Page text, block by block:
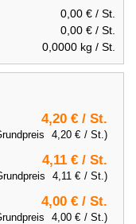
4,20 € / St.
4,20 € / St.)
4,11 € / St.
4,11 € / St.)
4,00 € / St.
4,00 € / St.)
0,00 € / St.
0,00 € / St.
0,0000 kg / St.